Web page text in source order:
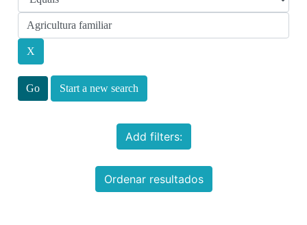
Start a new search
Add filters:
Ordenar resultados